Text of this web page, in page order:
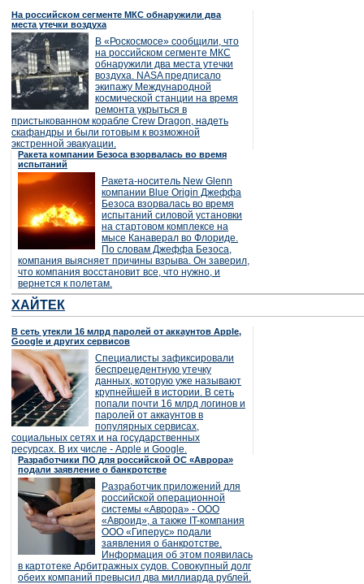
На российском сегменте МКС обнаружили два
места утечки воздуха
В «Роскосмосе» сообщили, что
на российском сегменте МКС
обнаружили два места утечки
воздуха. NASA предписало
экипажу Международной
космической станции на время
ремонта укрыться в
пристыкованном корабле Crew Dragon, надеть
скафандры и были готовым к возможной
экстренной эвакуации.
Ракета компании Безоса взорвалась во время
испытаний
Ракета-носитель New Glenn
компании Blue Origin Джеффа
Безоса взорвалась во время
испытаний силовой установки
на стартовом комплексе на
мысе Канаверал во Флориде.
По словам Джеффа Безоса,
компания выясняет причины взрыва. Он заверил,
что компания восстановит все, что нужно, и
вернется к полетам.
ХАЙТЕК
В сеть утекли 16 млрд паролей от аккаунтов Apple,
Google и других сервисов
Специалисты зафиксировали
беспрецедентную утечку
данных, которую уже называют
крупнейшей в истории. В сеть
попали почти 16 млрд логинов и
паролей от аккаунтов в
популярных сервисах,
социальных сетях и на государственных
ресурсах. В их числе - Apple и Google.
Разработчики ПО для российской ОС «Аврора»
подали заявление о банкротстве
Разработчик приложений для
российской операционной
системы «Аврора» - ООО
«Авроид», а также IT-компания
ООО «Гиперус» подали
заявления о банкротстве.
Информация об этом появилась
в картотеке Арбитражных судов. Совокупный долг
обеих компаний превысил два миллиарда рублей.